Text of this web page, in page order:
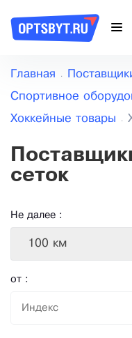
Главная
Спортивное
Хоккейные товары
сеток
Не далее :
100 км
от :